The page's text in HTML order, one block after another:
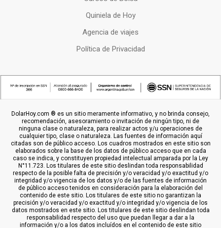
Quiniela de Hoy
Agencia de viajes
Política de Privacidad
DolarHoy.com ® es un sitio meramente informativo, y no brinda consejo,
recomendación, asesoramiento o invitación de ningún tipo, ni de
ninguna clase o naturaleza, para realizar actos y/u operaciones de
cualquier tipo, clase o naturaleza. Las fuentes de información aquí
citadas son de público acceso. Los cuadros mostrados en este sitio son
elaborados sobre la base de los datos de público acceso que en cada
caso se indica, y constituyen propiedad intelectual amparada por la Ley
N°11.723. Los titulares de este sitio deslindan toda responsabilidad
respecto de la posible falta de precisión y/o veracidad y/o exactitud y/o
integridad y/o vigencia de los datos y/o de las fuentes de información
de público acceso tenidos en consideración para la elaboración del
contenido de este sitio. Los titulares de este sitio no garantizan la
precisión y/o veracidad y/o exactitud y/o integridad y/o vigencia de los
datos mostrados en este sitio. Los titulares de este sitio deslindan toda
responsabilidad respecto del uso que puedan llegar a dar a la
información y/o a los datos incluídos en el contenido de este sitio